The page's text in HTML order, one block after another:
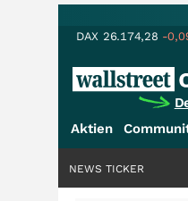
DAX 26.174,28 -
Aktien
NEWS TICKER